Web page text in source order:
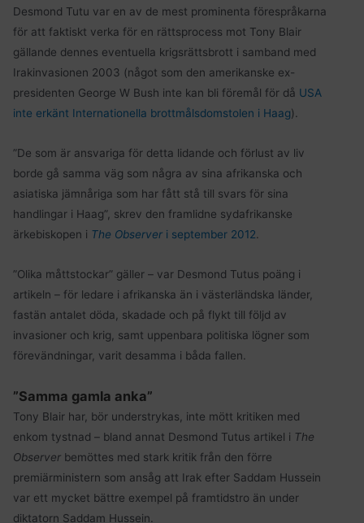
Desmond Tutu var en av de mest prominenta förespråkarna
för att faktiskt verka för en rättsprocess mot Tony Blair
gällande dennes eventuella krigsrättsbrott i samband med
Irakinvasionen 2003 (något som den amerikanske ex-
presidenten George W Bush inte kan bli föremål för då USA
inte erkänt Internationella brottmålsdomstolen i Haag).
”De som är ansvariga för detta lidande och förlust av liv
borde gå samma väg som några av sina afrikanska och
asiatiska jämnåriga som har fått stå till svars för sina
handlingar i Haag”, skrev den framlidne sydafrikanske
ärkebiskopen i The Observer i september 2012
”Olika måttstockar” gäller – var Desmond Tutus poäng i
artikeln – för ledare i afrikanska än i västerländska länder,
fastän antalet döda, skadade och på flykt till följd av
invasioner och krig, samt uppenbara politiska lögner som
förevändningar, varit desamma i båda fallen.
”Samma gamla anka”
Tony Blair har, bör understrykas, inte mött kritiken med
enkom tystnad – bland annat Desmond Tutus artikel i The
Observer bemöttes med stark kritik från den förre
premiärministern som ansåg att Irak efter Saddam Hussein
var ett mycket bättre exempel på framtidstro än under
diktatorn Saddam Hussein.